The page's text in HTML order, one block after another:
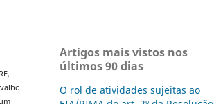
Artigos mais vistos nos
últimos 90 dias
O rol de atividades sujeitas ao